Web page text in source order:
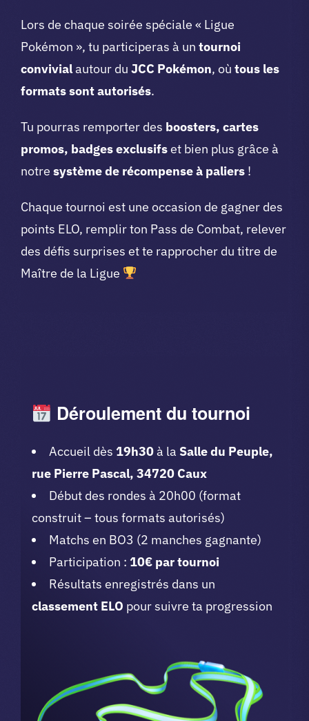
Lors de chaque soirée spéciale « Ligue
Pokémon », tu participeras à un tournoi
convivialautour du JCC Pokémon, où tous les
formats sont autorisés.
Tu pourras remporter des boosters, cartes
promos, badges exclusifset bien plus grâce à
notre système de récompense à paliers!
Chaque tournoi est une occasion de gagner des
points ELO, remplir ton Pass de Combat, relever
des défis surprises et te rapprocher du titre de
Maître de la Ligue
Déroulement du tournoi
Accueil dès 19h30à la Salle du Peuple,
rue Pierre Pascal, 34720 Caux
Début des rondes à 20h00 (format
construit – tous formats autorisés)
Matchs en BO3 (2 manches gagnante)
Participation : 10€ par tournoi
Résultats enregistrés dans un
classement ELO pour suivre ta progression